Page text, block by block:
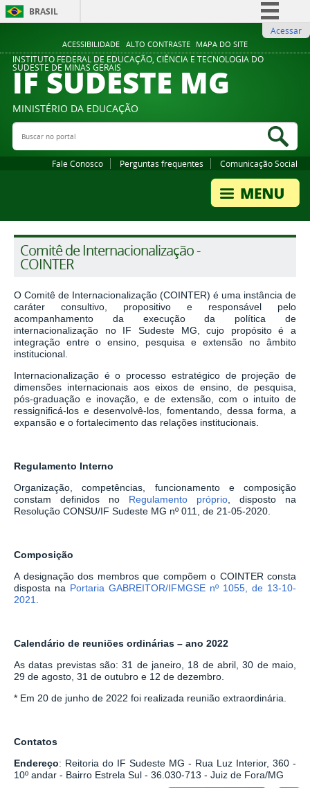
ACESSIBILIDADE ALTO CONTRASTE MAPA DO SITE
BRASIL
Comunica BR
Participe
Legislação
Acessar
INSTITUTO FEDERAL DE EDUCAÇÃO, CIÊNCIA E TECNOLOGIA DO
SUDESTE DE MINAS GERAIS
IF SUDESTE MG
MINISTÉRIO DA EDUCAÇÃO
Buscar no portal
Fale Conosco Perguntas frequentes Comunicação Social
Comitê de Internacionalização -
COINTER
O Comitê de Internacionalização (COINTER) é uma instância de
caráter consultivo, propositivo e responsável pelo
acompanhamento da execução da política de
internacionalização no IF Sudeste MG, cujo propósito é a
integração entre o ensino, pesquisa e extensão no âmbito
institucional.
Internacionalização é o processo estratégico de projeção de
dimensões internacionais aos eixos de ensino, de pesquisa,
pós-graduação e inovação, e de extensão, com o intuito de
ressignificá-los e desenvolvê-los, fomentando, dessa forma, a
expansão e o fortalecimento das relações institucionais.
Regulamento Interno
Organização, competências, funcionamento e composição
constam definidos no Regulamento próprio , disposto na
Resolução CONSU/IF Sudeste MG nº 011, de 21-05-2020.
Composição
A designação dos membros que compõem o COINTER consta
disposta na Portaria GABREITOR/IFMGSE nº 1055, de 13-10-
2021
Calendário de reuniões ordinárias – ano 2022
As datas previstas são: 31 de janeiro, 18 de abril, 30 de maio,
29 de agosto, 31 de outubro e 12 de dezembro.
* Em 20 de junho de 2022 foi realizada reunião extraordinária.
Contatos
Endereço: Reitoria do IF Sudeste MG - Rua Luz Interior, 360 -
10º andar - Bairro Estrela Sul - 36.030-713 - Juiz de Fora/MG